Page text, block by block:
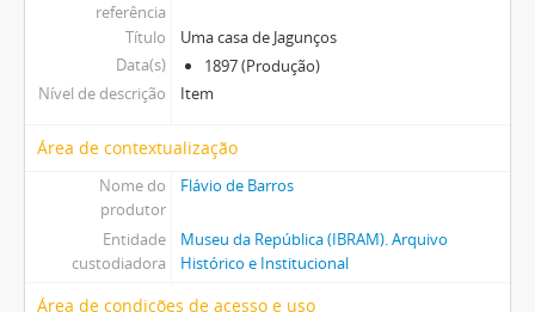
referência
Título
Uma casa de Jagunços
Data(s)
1897 (Produção)
Nível de descrição
Item
Área de contextualização
Nome do
produtor
Flávio de Barros
Entidade
custodiadora
Museu da República (IBRAM). Arquivo
Histórico e Institucional
Área de condições de acesso e uso